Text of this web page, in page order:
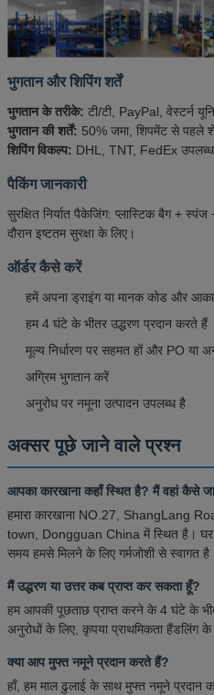
भुगतान और शिपिंग शर्तें
भुगतान के तरीके: टी/टी, PayPal, वेस्टर्न
भुगतान की शर्तें: 50% जमा, शिपमेंट से पहले
शिपिंग विकल्प: DHL, TNT, FedEx उपलब्ध
पैकिंग जानकारी
सुरक्षित निर्यात पैकेजिंग: प्लास्टिक बैग +
दौरान इष्टतम सुरक्षा के लिए।
ऑर्डर कैसे करें
हमें अपना ड्राइंग या मानक कोड और
हम 4 घंटे के भीतर उद्धरण प्रदान करते हैं
मूल्य निर्धारण पर सहमत हों और PO या
अग्रिम भुगतान करें
अनुरोध पर नमूना उत्पादन उपलब्ध है
अक्सर पूछे जाने वाले प्रश्न
आपका कारखाना कहाँ स्थित है? मैं वहां कैसे
हमारा कारखाना NO.27, ShangLang
town, Dongguan China में स्थित है। घर
समय हमसे मिलने के लिए गर्मजोशी से स्वागत है।
मैं उद्धरण या उत्तर कब प्राप्त कर सकता हूँ?
हम आपकी पूछताछ प्राप्त करने के 4 घंटे के
अनुरोधों के लिए, कृपया प्राथमिकता हैंडलिंग
क्या आप मुफ्त नमूने प्रदान करते हैं?
हाँ, हम माल ढुलाई के साथ मुफ्त नमूने प्रदान